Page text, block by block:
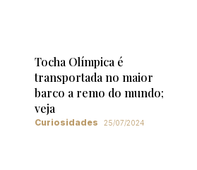
Tocha Olímpica é
transportada no maior
barco a remo do mundo;
veja
Curiosidades 25/07/2024